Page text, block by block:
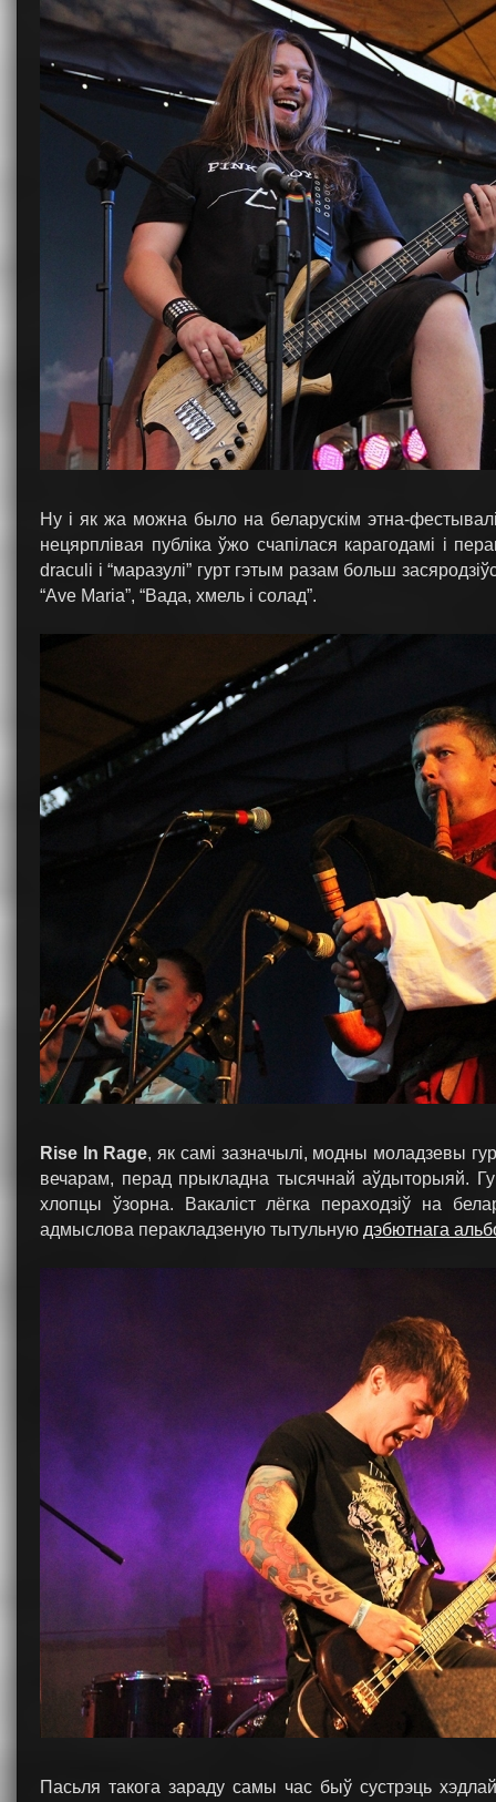
Ну і як жа можна было на беларускім этна-
нецярплівая публіка ўжо счапілася карагодамі і
draculi і “маразулі” гурт гэтым разам больш
“Ave Maria”, “Вада, хмель і солад”.
Rise In Rage, як самі зазначылі, модны моладзевы
вечарам, перад прыкладна тысячнай аўдыторыяй.
хлопцы ўзорна. Вакаліст лёгка пераходзіў на
адмыслова перакладзеную тытульную дэбютнага
Пасьля такога зараду самы час быў сустрэць